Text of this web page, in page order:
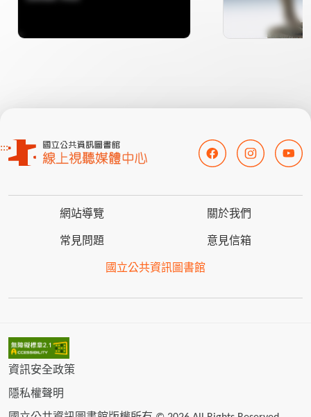
:::
網站導覽 關於我們
常見問題 意見信箱
國立公共資訊圖書館
資訊安全政策
隱私權聲明